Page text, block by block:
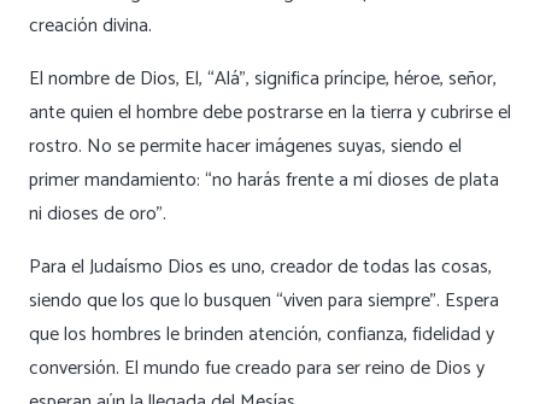
creación divina.
El nombre de Dios, El, “Alá”, significa príncipe, héroe, señor,
ante quien el hombre debe postrarse en la tierra y cubrirse el
rostro. No se permite hacer imágenes suyas, siendo el
primer mandamiento: “no harás frente a mí dioses de plata
ni dioses de oro”.
Para el Judaísmo Dios es uno, creador de todas las cosas,
siendo que los que lo busquen “viven para siempre”. Espera
que los hombres le brinden atención, confianza, fidelidad y
conversión. El mundo fue creado para ser reino de Dios y